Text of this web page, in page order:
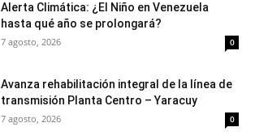
Alerta Climática: ¿El Niño en Venezuela
hasta qué año se prolongará?
7 agosto, 2026 0
Avanza rehabilitación integral de la línea de
transmisión Planta Centro – Yaracuy
7 agosto, 2026 0